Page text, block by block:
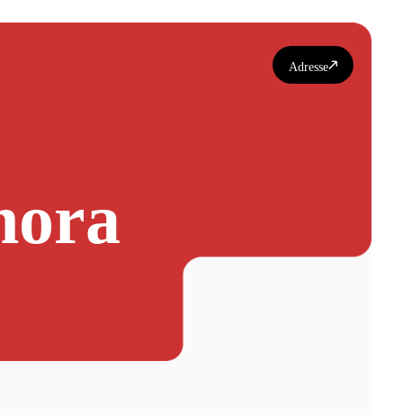
Adresse